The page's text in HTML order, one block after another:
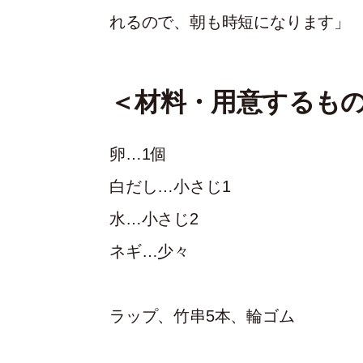
れるので、朝も時短になります」
＜材料・用意するも
卵…1個
白だし…小さじ1
水…小さじ2
ネギ…少々
ラップ、竹串5本、輪ゴム